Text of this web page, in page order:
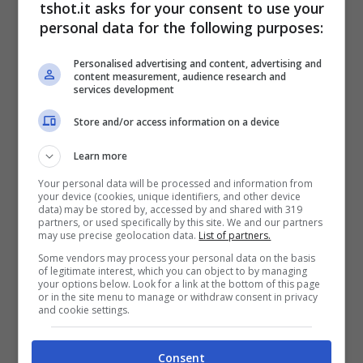
I paparazzi hanno iniziato ad accorgersi della
coppia qualche tempo fa in Sardegna,
avvisandoli su uno yacht assieme ad alcuni
amici. Poi, Carlos e Rebecca sono stati notati
insieme a Milano e Londra.
al Gran Premio di Singapore, che ha visto
Sainz trionfatore a sorpresa in pista, ma la
ragazza è ormai una presenza fissa in
Formula 1 a seguire il compagno. È
scontato, allora, che la vedremo anche nel
prossimo Gran Premio a Las Vegas.
tshot.it asks for your consent to use your
personal data for the following purposes:
Personalised advertising and content, advertising and
content measurement, audience research and
services development
Store and/or access information on a device
Learn more
Your personal data will be processed and information from
your device (cookies, unique identifiers, and other device
data) may be stored by, accessed by and shared with 319
partners, or used specifically by this site. We and our partners
may use precise geolocation data. List of partners.
Some vendors may process your personal data on the basis
of legitimate interest, which you can object to by managing
your options below. Look for a link at the bottom of this page
or in the site menu to manage or withdraw consent in privacy
and cookie settings.
Consent